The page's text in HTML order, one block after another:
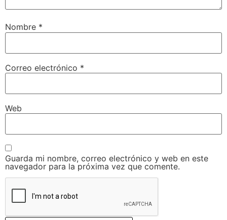
Nombre *
Correo electrónico *
Web
Guarda mi nombre, correo electrónico y web en este
navegador para la próxima vez que comente.